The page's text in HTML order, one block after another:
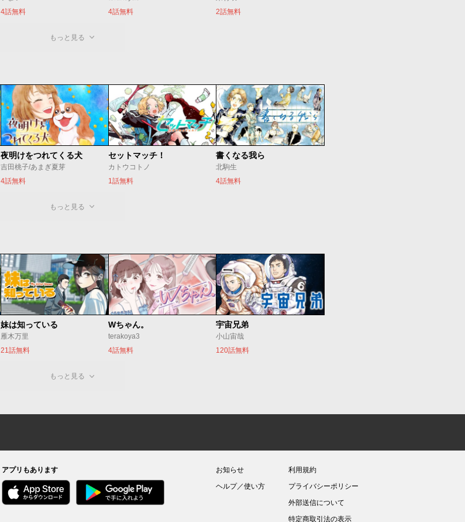
4話無料
4話無料
2話無料
もっと見る
夜明けをつれてくる犬
吉田桃子/あまぎ夏芽
4話無料
セットマッチ！
カトウコトノ
1話無料
書くなる我ら
北駒生
4話無料
もっと見る
妹は知っている
雁木万里
21話無料
Wちゃん。
terakoya3
4話無料
宇宙兄弟
小山宙哉
120話無料
もっと見る
アプリもあります
お知らせ
ヘルプ／使い方
利用規約
プライバシーポリシー
外部送信について
特定商取引法の表示